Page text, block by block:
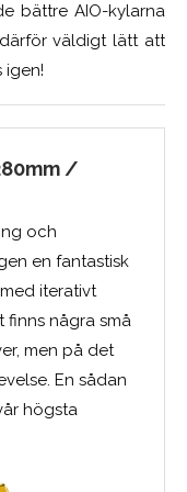
bättre AIO-kylarna
väldigt lätt att
igen!
/
och
en fantastisk
iterativt
finns några små
men på det
En sådan
högsta